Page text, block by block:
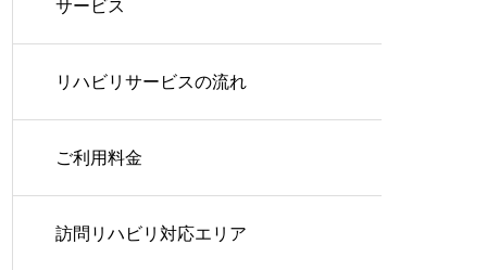
サービス
リハビリサービスの流れ
ご利用料金
訪問リハビリ対応エリア